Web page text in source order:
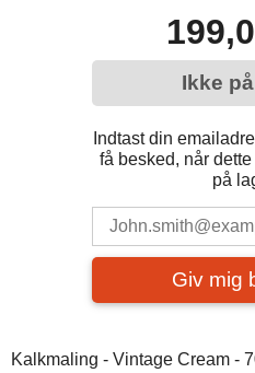
Ikke
Indtast din
få besked, når
på
Giv mig
Kalkmaling - Vintage Cream -